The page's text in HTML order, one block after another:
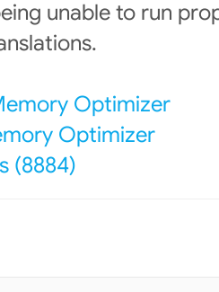
unable to run
Optimizer
Optimizer
(8884)